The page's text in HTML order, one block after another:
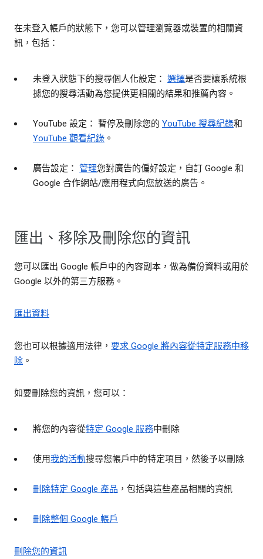
在未登入帳戶的狀態下，您可以管理瀏覽器或裝置的相關資
訊，包括：
未登入狀態下的搜尋個人化設定： 選擇是否要讓系統根
據您的搜尋活動為您提供更相關的結果和推薦內容。
YouTube 設定： 暫停及刪除您的 YouTube 搜尋紀錄和
YouTube 觀看紀錄 。
廣告設定： 管理您對廣告的偏好設定，自訂 Google 和
Google 合作網站/應用程式向您放送的廣告。
匯出、移除及刪除您的資訊
您可以匯出 Google 帳戶中的內容副本，做為備份資料或用於
Google 以外的第三方服務。
匯出資料
您也可以根據適用法律， 要求 Google 將內容從特定服務中移
除 。
如要刪除您的資訊，您可以：
將您的內容從特定 Google 服務中刪除
使用我的活動搜尋您帳戶中的特定項目，然後予以刪除
刪除特定 Google 產品 ，包括與這些產品相關的資訊
刪除整個 Google 帳戶
刪除您的資訊